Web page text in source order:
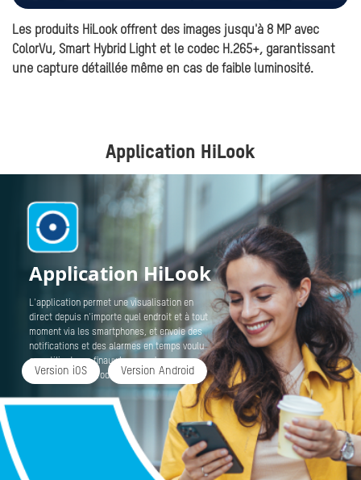
Les produits HiLook offrent des images jusqu'à 8 MP avec
ColorVu, Smart Hybrid Light et le codec H.265+, garantissant
une capture détaillée même en cas de faible luminosité.
Application HiLook
Application HiLook
L'application permet une visualisation en
direct depuis n'importe quel endroit et à tout
moment via les smartphones, et envoie des
notifications et des alarmes en temps voulu
aux utilisateurs finaux lorsque des
événements se produisent.
Version iOS Version Android